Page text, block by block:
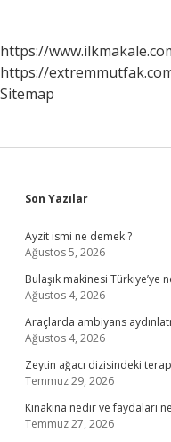
https://
https://
Sitemap
Sidebar
Son Yazılar
Ayzit ismi ne demek ?
Ağustos 5, 2026
Bulaşık makinesi Türkiye’ye
Ağustos 4, 2026
Araçlarda ambiyans
Ağustos 4, 2026
Zeytin ağacı dizisindeki
Temmuz 29, 2026
Kınakına nedir ve faydaları
Temmuz 27, 2026